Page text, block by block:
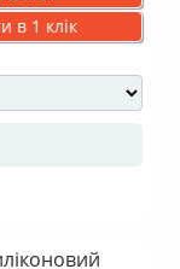
в 1 клік